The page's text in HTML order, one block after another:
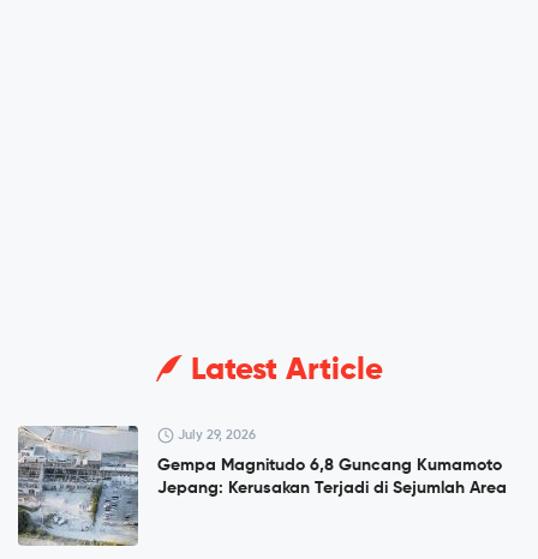
Latest Article
July 29, 2026
Gempa Magnitudo 6,8 Guncang Kumamoto
Jepang: Kerusakan Terjadi di Sejumlah Area